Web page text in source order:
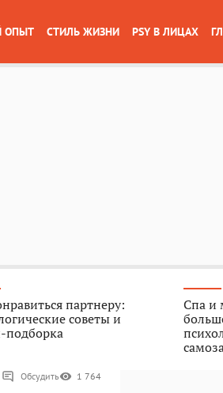
ОПЫТ СТИЛЬ ЖИЗНИ PSY В ЛИЦАХ
партнеру:
советы и
подборка
Спа и
Обсудить 1 764